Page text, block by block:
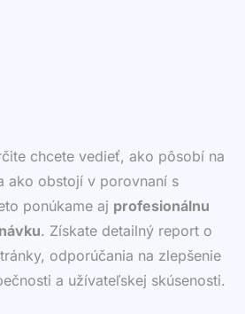
chcete vedieť, ako pôsobí na
ako obstojí v porovnaní s
ponúkame aj profesionálnu
. Získate detailný report o
odporúčania na zlepšenie
a užívateľskej skúsenosti.